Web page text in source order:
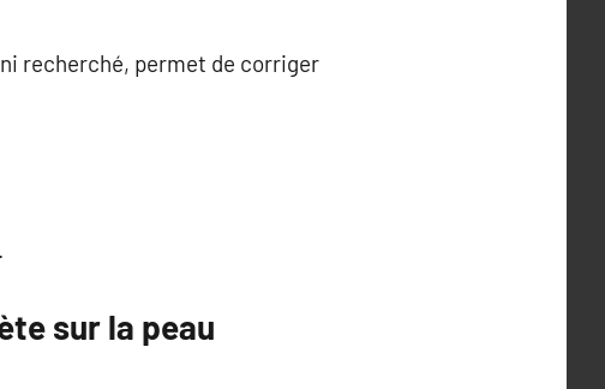
recherché, permet de corriger
sur la peau